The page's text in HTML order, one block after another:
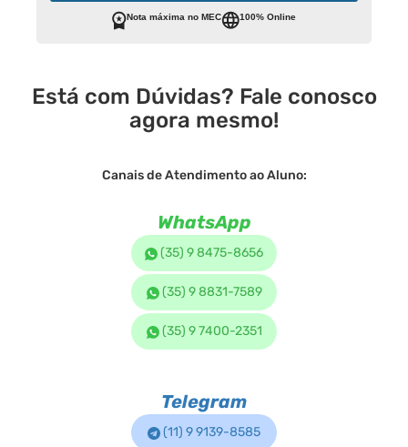
Nota máxima no MEC 100% Online
Está com Dúvidas? Fale conosco
agora mesmo!
Canais de Atendimento ao Aluno:
WhatsApp
(35) 9 8475-8656
(35) 9 8831-7589
(35) 9 7400-2351
Telegram
(11) 9 9139-8585